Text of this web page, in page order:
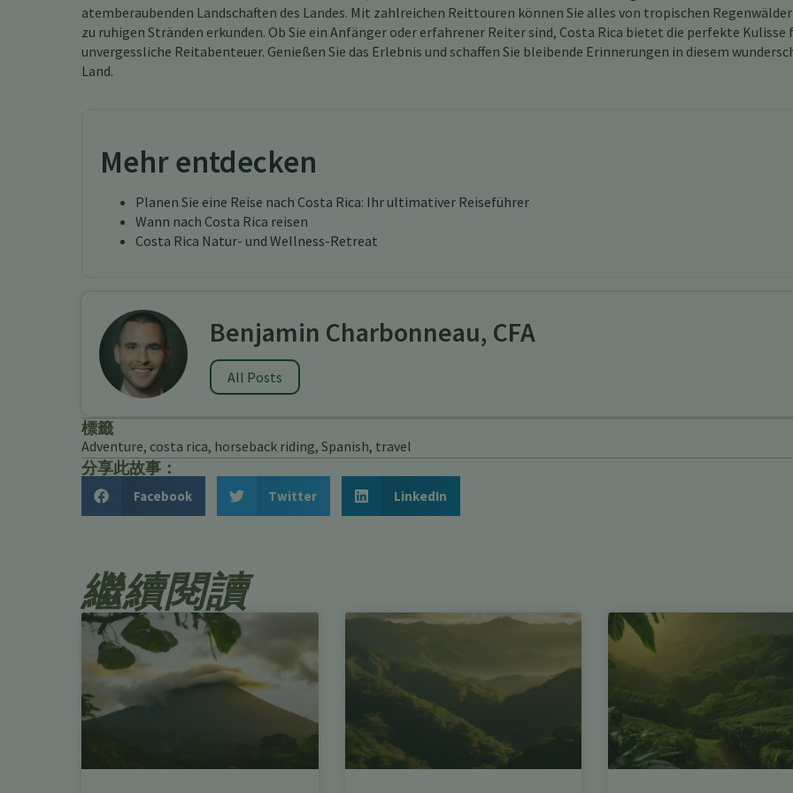
atemberaubenden Landschaften des Landes. Mit zahlreichen Reittouren können Sie alles von tropischen
zu ruhigen Stränden erkunden. Ob Sie ein Anfänger oder erfahrener Reiter sind, Costa Rica bietet die perfekte Kulisse
unvergessliche Reitabenteuer. Genießen Sie das Erlebnis und schaffen Sie bleibende Erinnerungen in diesem
Land.
Mehr entdecken
Planen Sie eine Reise nach Costa Rica: Ihr ultimativer Reiseführer
Wann nach Costa Rica reisen
Costa Rica Natur- und Wellness-Retreat
Benjamin Charbonneau, CFA
All Posts
標籤
Adventure, costa rica, horseback riding, Spanish, travel
分享此故事：
Facebook Twitter LinkedIn
繼續閱讀